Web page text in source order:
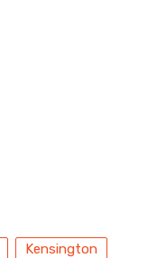
Kensington